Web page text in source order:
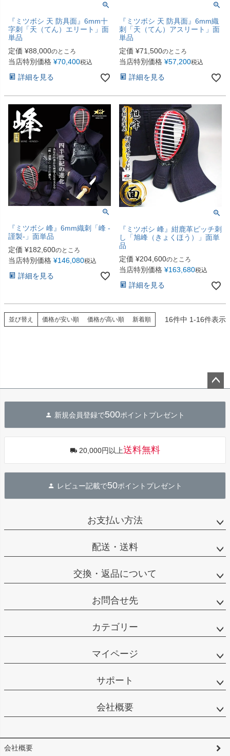
『ミツボシ 天 防具面』6mm十
字刺「天（てん）エリート」面
単品
定価 ¥88,000のところ
当店特別価格 ¥70,400税込
詳細を見る
『ミツボシ 天 防具面』6mm織
刺「天（てん）アスリート」面
単品
定価 ¥71,500のところ
当店特別価格 ¥57,200税込
詳細を見る
『ミツボシ 峰』6mm織刺「峰 -
謹製-」面単品
定価 ¥182,600のところ
当店特別価格 ¥146,080税込
詳細を見る
『ミツボシ 峰』紺鹿革ピッチ刺
し「旭峰（きょくほう）」面単
品
定価 ¥204,600のところ
当店特別価格 ¥163,680税込
詳細を見る
並び替え 価格が安い順 価格が高い順 新着順 16件中 1-16件表示
へ
新規会員登録で500ポイントプレゼント
20,000円以上送料無料
レビュー記載で50ポイントプレゼント
お支払い方法
配送・送料
交換・返品について
お問合せ先
カテゴリー
マイページ
サポート
会社概要
会社概要